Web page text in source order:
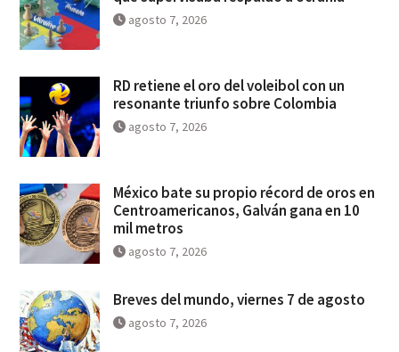
agosto 7, 2026
RD retiene el oro del voleibol con un
resonante triunfo sobre Colombia
agosto 7, 2026
México bate su propio récord de oros en
Centroamericanos, Galván gana en 10
mil metros
agosto 7, 2026
Breves del mundo, viernes 7 de agosto
agosto 7, 2026